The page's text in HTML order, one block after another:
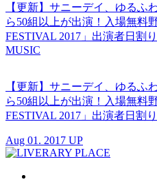
【更新】サニーデイ、ゆるふ
ら50組以上が出演！入場無料
FESTIVAL 2017」出演者日割
MUSIC
【更新】サニーデイ、ゆるふ
ら50組以上が出演！入場無料
FESTIVAL 2017」出演者日割
Aug 01. 2017 UP